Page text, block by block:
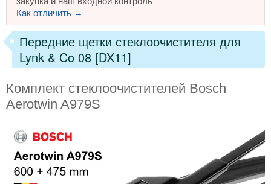
Как отличить →
Передние щетки стеклоочистителя для
Lynk & Co 08 [DX11]
Комплект стеклоочистителей Bosch
Aerotwin A979S